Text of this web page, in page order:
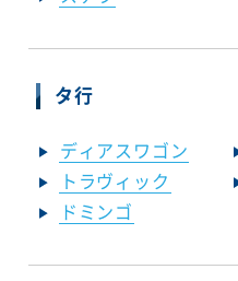
タ行
ディアスワゴン
トラヴィック
ドミンゴ